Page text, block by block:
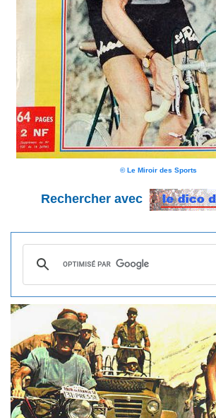
© Le Miroir des Sports
Rechercher avec